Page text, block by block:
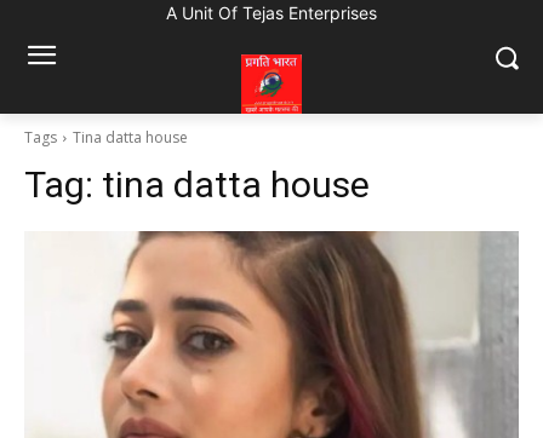
A Unit Of Tejas Enterprises
Tags Tina datta house
Tag: tina datta house